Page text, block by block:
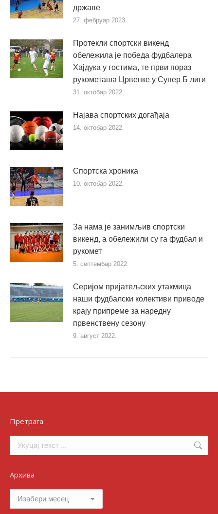
државе
27. фебруар 2023.
Протекли спортски викенд
обележила је победа фудбалера
Хајдука у гостима, те први пораз
рукометаша Црвенке у Супер Б лиги
31. октобар 2022.
Најава спортских догађаја
14. октобар 2022.
Спортска хроника
10. октобар 2022.
За нама је занимљив спортски
викенд, а обележили су га фудбал и
рукомет
5. септембар 2022.
Серијом пријатељских утакмица
наши фудбалски колективи приводе
крају припреме за наредну
првенствену сезону
9. август 2022.
Претрага
Архива